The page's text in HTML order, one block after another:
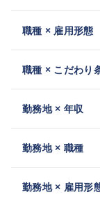
職種 × 雇用形態
職種 × こだわり
勤務地 × 年収
勤務地 × 職種
勤務地 × 雇用形